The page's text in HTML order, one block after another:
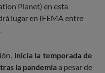
Planet) en esta
lugar en IFEMA entre
inicia la temporada de
la pandemiaa pesar de